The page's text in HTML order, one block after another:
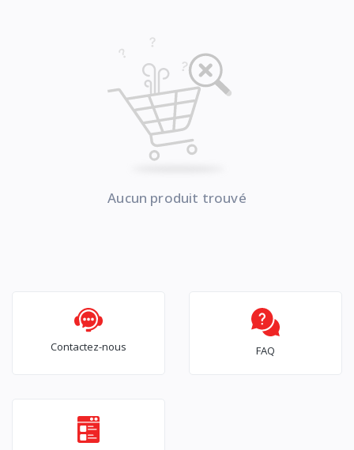
Aucun produit trouvé
Contactez-nous FAQ